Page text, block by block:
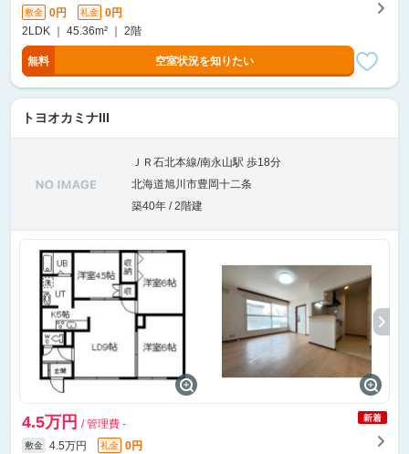
敷金 0円 礼金
0円
2LDK ｜ 45.36m² ｜ 2階
無料 空室状況を知りたい
トヨオカミナIII
ＪＲ石北本線/南永山駅 歩18分
北海道旭川市豊岡十二条
築40年 / 2階建
4.5万円 / 管理費 -
敷金 4.5万円 礼金
0円